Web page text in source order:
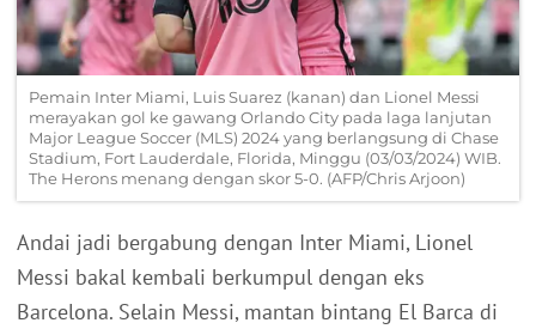
Pemain Inter Miami, Luis Suarez (kanan) dan Lionel Messi
merayakan gol ke gawang Orlando City pada laga lanjutan
Major League Soccer (MLS) 2024 yang berlangsung di Chase
Stadium, Fort Lauderdale, Florida, Minggu (03/03/2024) WIB.
The Herons menang dengan skor 5-0. (AFP/Chris Arjoon)
Andai jadi bergabung dengan Inter Miami, Lionel
Messi bakal kembali berkumpul dengan eks
Barcelona. Selain Messi, mantan bintang El Barca di